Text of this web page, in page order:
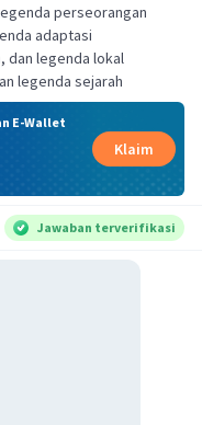
perseorangan
adaptasi
dan legenda lokal
legenda sejarah
E-Wallet
Klaim
Jawaban terverifikasi